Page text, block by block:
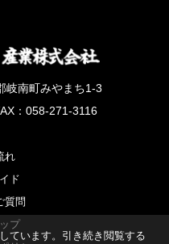
岐南町みやまち1-3
：058-271-3116
れ
ド
質問
プ
ています。引き続き閲覧する